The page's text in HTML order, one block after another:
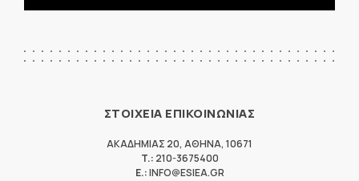
ΣΤΟΙΧΕΙΑ ΕΠΙΚΟΙΝΩΝΙΑΣ
ΑΚΑΔΗΜΙΑΣ 20, ΑΘΗΝΑ, 10671
T.: 210-3675400
E.:INFO@ESIEA.GR